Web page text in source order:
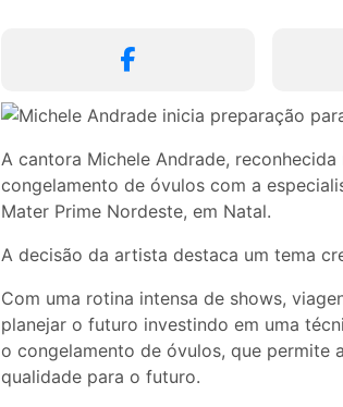
A cantora Michele Andrade,
congelamento de óvulos com a
Mater Prime Nordeste, em Natal.
A decisão da artista destaca um tema
Com uma rotina intensa de shows,
planejar o futuro investindo em uma
o congelamento de óvulos, que permite
qualidade para o futuro.